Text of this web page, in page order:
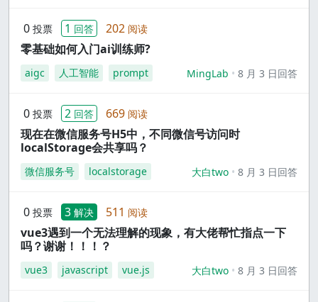
0 投票 1 回答 202 阅读
零基础如何入门ai训练师?
aigc 人工智能 prompt MingLab 8 月 3 日回答
0 投票 2 回答 669 阅读
现在在微信服务号H5中，不同微信号访问时
localStorage会共享吗？
微信服务号 localstorage 大白two 8 月 3 日回答
0 投票 3 解决 511 阅读
vue3遇到一个无法理解的现象，有大佬帮忙指点一下
吗？谢谢！！！？
vue3 javascript vue.js 大白two 8 月 3 日回答